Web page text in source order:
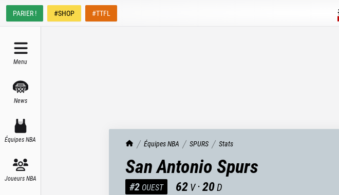
PARIER ! #SHOP #TTFL
Menu
News
Équipes NBA
Joueurs NBA
TrashTalk Actu NBA
Équipes NBA SPURS Stats
San Antonio Spurs
#2 OUEST 62 V ·20D